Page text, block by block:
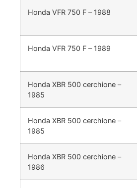
Honda VFR 750 F – 1988
Honda VFR 750 F – 1989
Honda XBR 500 cerchione –
1985
Honda XBR 500 cerchione –
1985
Honda XBR 500 cerchione –
1986